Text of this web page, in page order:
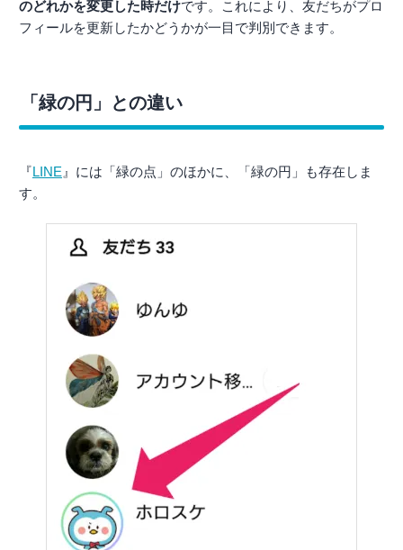
のどれかを変更した時だけです。これにより、友だちがプロ
フィールを更新したかどうかが一目で判別できます。
「緑の円」との違い
『LINE 』には「緑の点」のほかに、「緑の円」も存在しま
す。